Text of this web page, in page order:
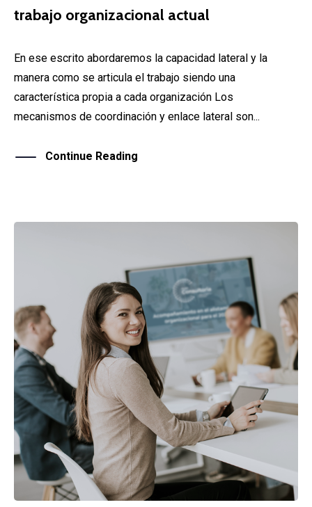
trabajo organizacional actual
En ese escrito abordaremos la capacidad lateral y la
manera como se articula el trabajo siendo una
característica propia a cada organización Los
mecanismos de coordinación y enlace lateral son...
Continue Reading